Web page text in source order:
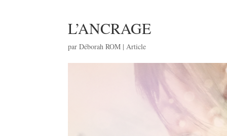
L’ANCRAGE
parDéborah ROM |Article